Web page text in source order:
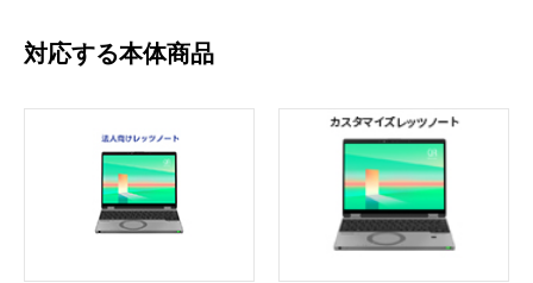
対応する本体商品